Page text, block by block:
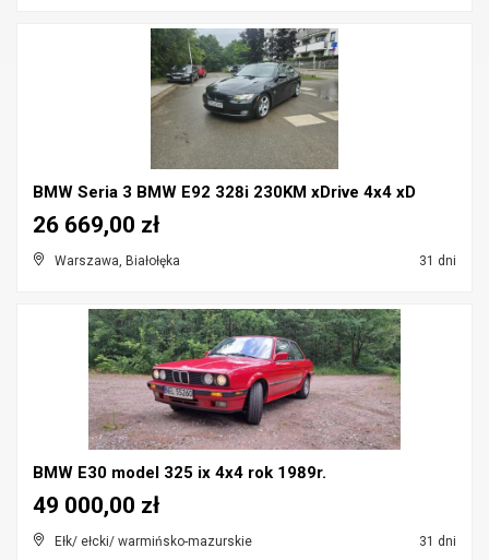
BMW Seria 3 BMW E92 328i 230KM xDrive 4x4 xD
Warszawa, Białołęka 31 dni
26 669,00 zł
BMW E30 model 325 ix 4x4 rok 1989r.
Ełk/ ełcki/ warmińsko-mazurskie 31 dni
49 000,00 zł